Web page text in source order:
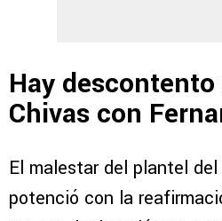
Hay
Chivas con
El malestar del plantel del
potenció con la